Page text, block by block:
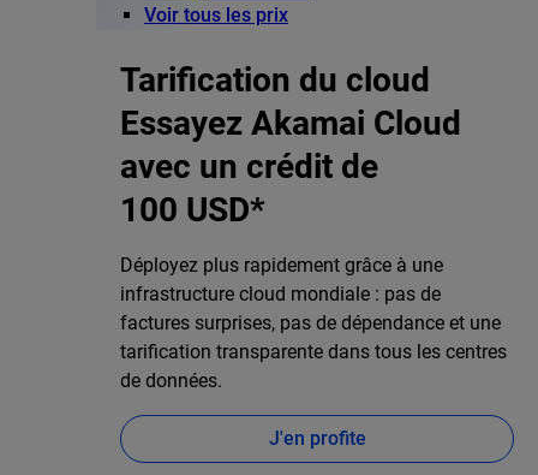
Voir tous les prix
Tarification du cloud
Essayez Akamai Cloud
avec un crédit de
100 USD*
Déployez plus rapidement grâce à une
infrastructure cloud mondiale : pas de
factures surprises, pas de dépendance et une
tarification transparente dans tous les centres
de données.
J'en profite